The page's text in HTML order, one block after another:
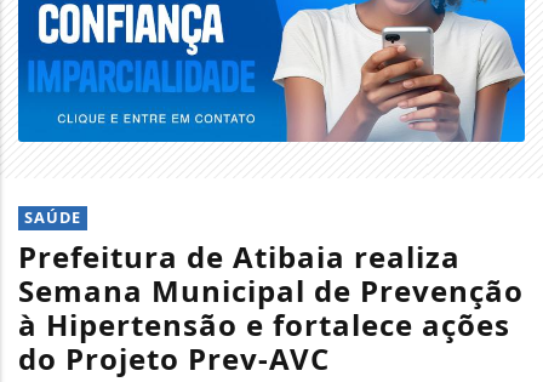
SAÚDE
Prefeitura de Atibaia realiza
Semana Municipal de Prevenção
à Hipertensão e fortalece ações
do Projeto Prev-AVC